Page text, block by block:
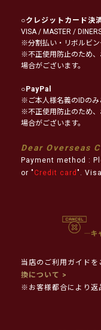
○クレジットカード決
VISA / MASTER /
※分割払い・リボルビン
※不正使用防止のため、
場合がございます。
○PayPal
※ご本人様名義のIDのみ
※不正使用防止のため、
場合がございます。
Dear Overseas
Payment method :
or " Credit card ".
当店のご利用ガイド
換について >
※お客様都合により返